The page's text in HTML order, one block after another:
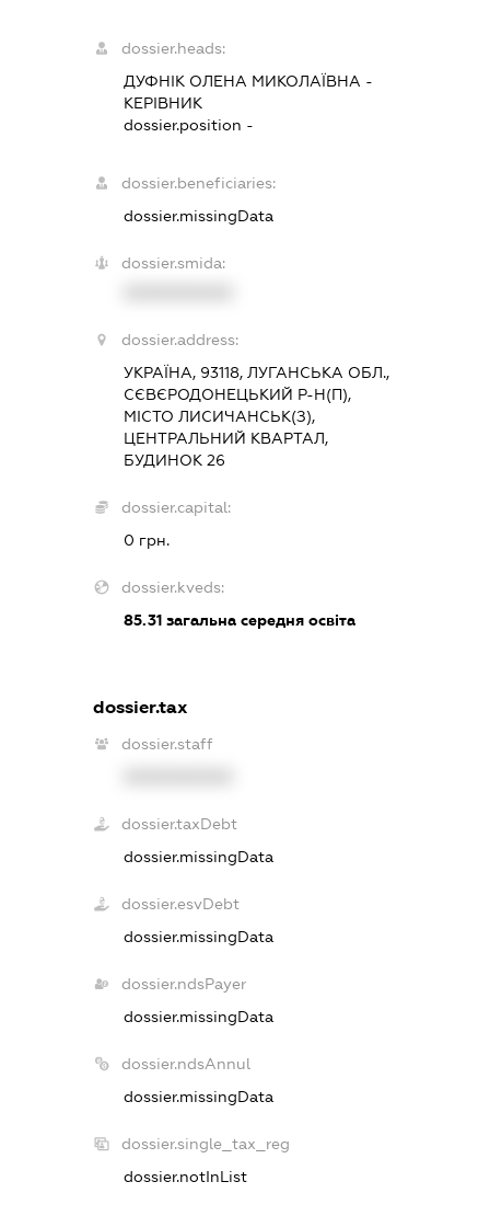
dossier.heads:
ДУФНІК ОЛЕНА МИКОЛАЇВНА -
КЕРІВНИК
dossier.position -
dossier.beneficiaries:
dossier.missingData
dossier.smida:
dossier.address:
УКРАЇНА, 93118, ЛУГАНСЬКА ОБЛ.,
СЄВЄРОДОНЕЦЬКИЙ Р-Н(П),
МІСТО ЛИСИЧАНСЬК(З),
ЦЕНТРАЛЬНИЙ КВАРТАЛ,
БУДИНОК 26
dossier.capital:
0 грн.
dossier.kveds:
85.31загальна середня освіта
dossier.tax
dossier.staff
dossier.taxDebt
dossier.missingData
dossier.esvDebt
dossier.missingData
dossier.ndsPayer
dossier.missingData
dossier.ndsAnnul
dossier.missingData
dossier.single_tax_reg
dossier.notInList